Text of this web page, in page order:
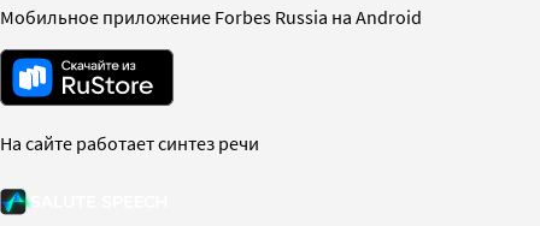
Мобильное приложение Forbes Russia на Android
На сайте работает синтез речи